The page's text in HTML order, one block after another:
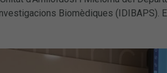
Biomèdiques (IDIBAPS).